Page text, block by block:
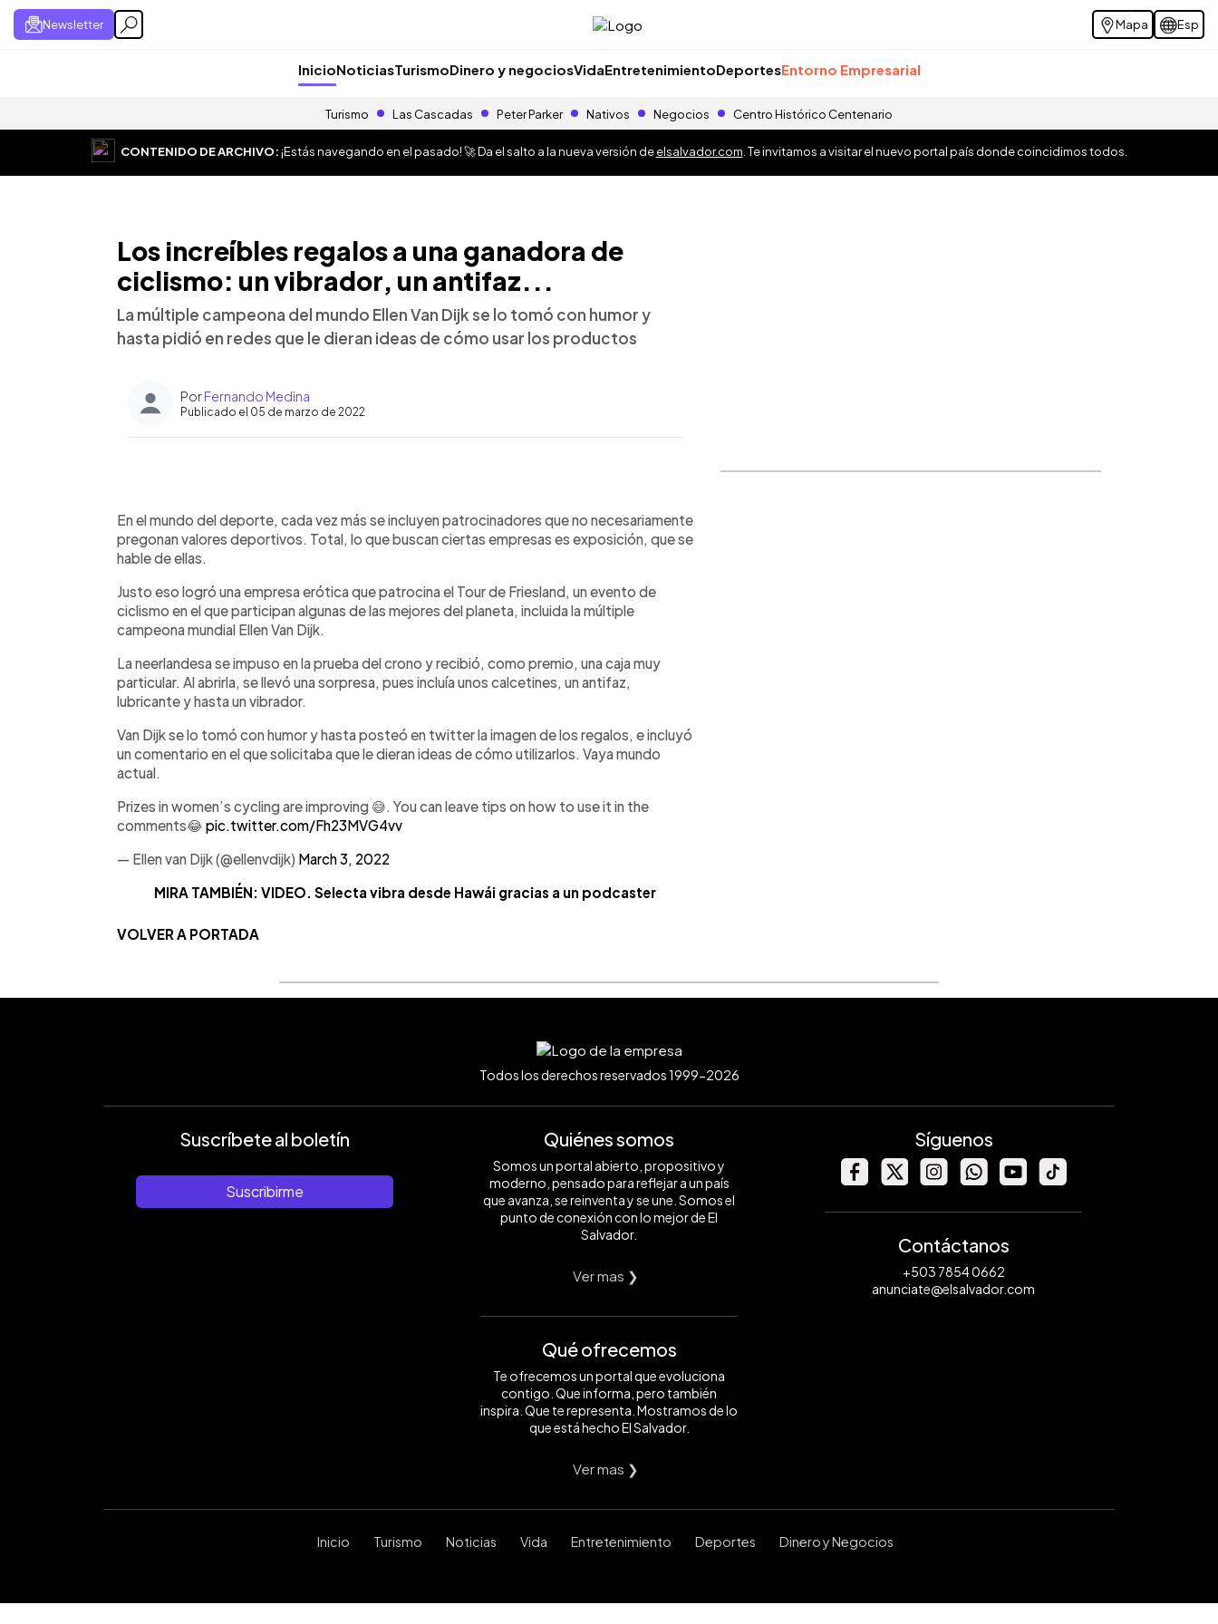
Newsletter Mapa Esp
InicioNoticiasTurismoDinero y negociosVidaEntretenimientoDeportesEntorno Empresarial
Turismo Las Cascadas Peter Parker Nativos Negocios Centro Histórico Centenario
CONTENIDO DE ARCHIVO:¡Estás navegando en el pasado! 🚀 Da el salto a la nueva versión deelsalvador.com . Te invitamos a visitar el nuevo portal país donde coincidimos todos.
Los increíbles regalos a una ganadora de
ciclismo: un vibrador, un antifaz...
La múltiple campeona del mundo Ellen Van Dijk se lo tomó con humor y
hasta pidió en redes que le dieran ideas de cómo usar los productos
PorFernando Medina
Publicado el 05 de marzo de 2022
► Escuchar artículo
En el mundo del deporte, cada vez más se incluyen patrocinadores que no necesariamente
pregonan valores deportivos. Total, lo que buscan ciertas empresas es exposición, que se
hable de ellas.
Justo eso logró una empresa erótica que patrocina el Tour de Friesland, un evento de
ciclismo en el que participan algunas de las mejores del planeta, incluida la múltiple
campeona mundial Ellen Van Dijk.
La neerlandesa se impuso en la prueba del crono y recibió, como premio, una caja muy
particular. Al abrirla, se llevó una sorpresa, pues incluía unos calcetines, un antifaz,
lubricante y hasta un vibrador.
Van Dijk se lo tomó con humor y hasta posteó en twitter la imagen de los regalos, e incluyó
un comentario en el que solicitaba que le dieran ideas de cómo utilizarlos. Vaya mundo
actual.
Prizes in women’s cycling are improving 😅. You can leave tips on how to use it in the
comments😂 pic.twitter.com/Fh23MVG4vv
— Ellen van Dijk (@ellenvdijk) March 3, 2022
MIRA TAMBIÉN: VIDEO. Selecta vibra desde Hawái gracias a un podcaster
VOLVER A PORTADA
Todos los derechos reservados 1999-2026
Suscríbete al boletín
Suscribirme
Quiénes somos
Somos un portal abierto, propositivo y
moderno, pensado para reflejar a un país
que avanza, se reinventa y se une. Somos el
punto de conexión con lo mejor de El
Salvador.
Ver mas ❯
Qué ofrecemos
Te ofrecemos un portal que evoluciona
contigo. Que informa, pero también
inspira. Que te representa. Mostramos de lo
que está hecho El Salvador.
Ver mas ❯
Síguenos
Contáctanos
+503 7854 0662
anunciate@elsalvador.com
Inicio Turismo Noticias Vida Entretenimiento Deportes Dinero y Negocios